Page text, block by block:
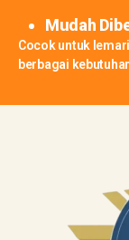
Mudah
Cocok untuk
berbagai